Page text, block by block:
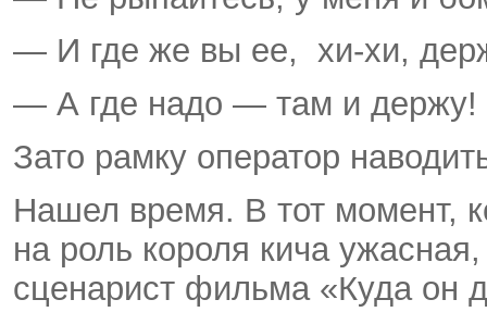
— И где же вы ее, хи-хи,
— А где надо — там и держу!
Зато рамку оператор
Нашел время. В тот момент,
на роль короля кича
сценарист фильма «Куда он